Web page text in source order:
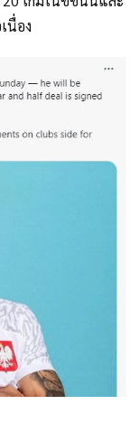
นื่อง